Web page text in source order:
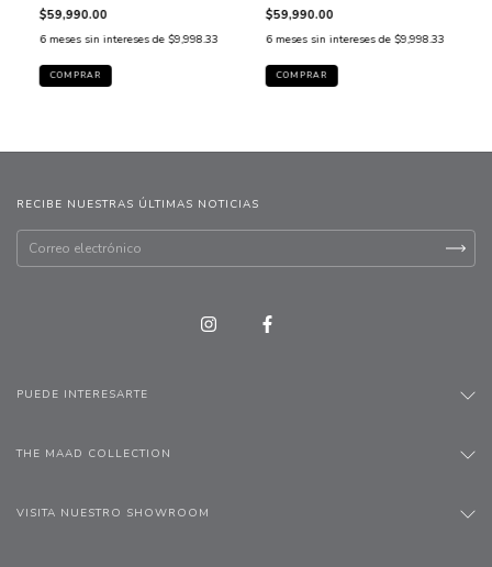
$59,990.00
6 meses sin intereses de $9,998.33
COMPRAR
$59,990.00
6 meses sin intereses de $9,998.33
RECIBE NUESTRAS ÚLTIMAS NOTICIAS
PUEDE INTERESARTE
THE MAAD COLLECTION
VISITA NUESTRO SHOWROOM